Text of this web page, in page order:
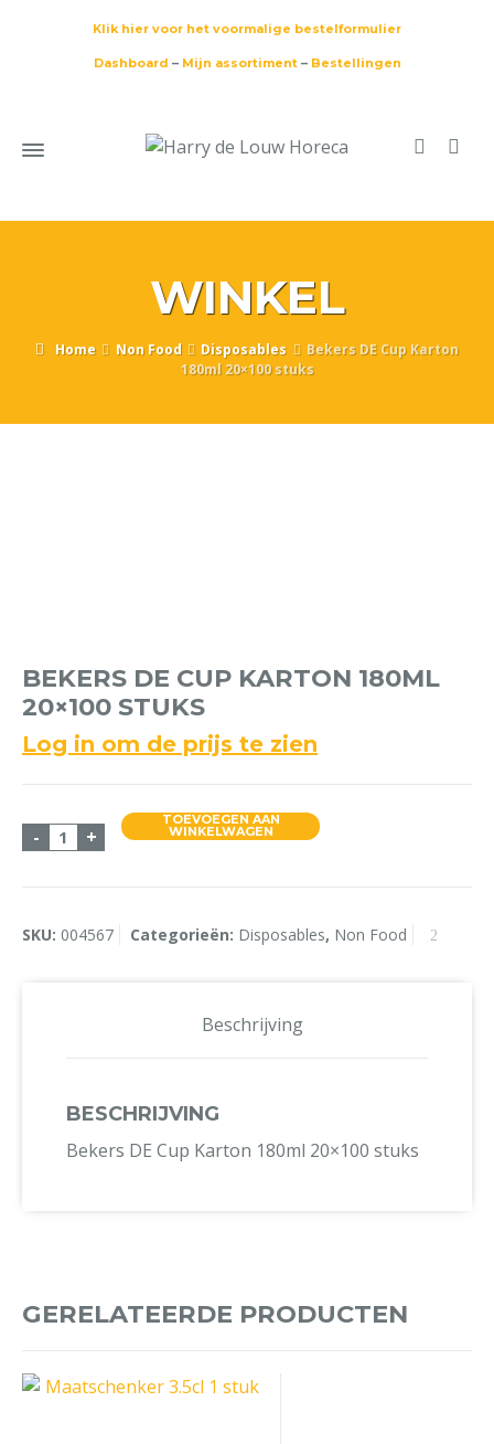
Klik hier voor het voormalige bestelformulier
Dashboard – Mijn assortiment– Bestellingen
WINKEL
Home Non Food Disposables
Bekers DE Cup Karton
180ml 20×100 stuks
BEKERS DE CUP KARTON 180ML
20×100 STUKS
Log in om de prijs te zien
- Bekers DE Cup Karton 180ml 20x100 stuks aantal
+
TOEVOEGEN AAN
WINKELWAGEN
SKU: 004567 Categorieën: Disposables, Non Food
Beschrijving
BESCHRIJVING
Bekers DE Cup Karton 180ml 20×100 stuks
GERELATEERDE PRODUCTEN